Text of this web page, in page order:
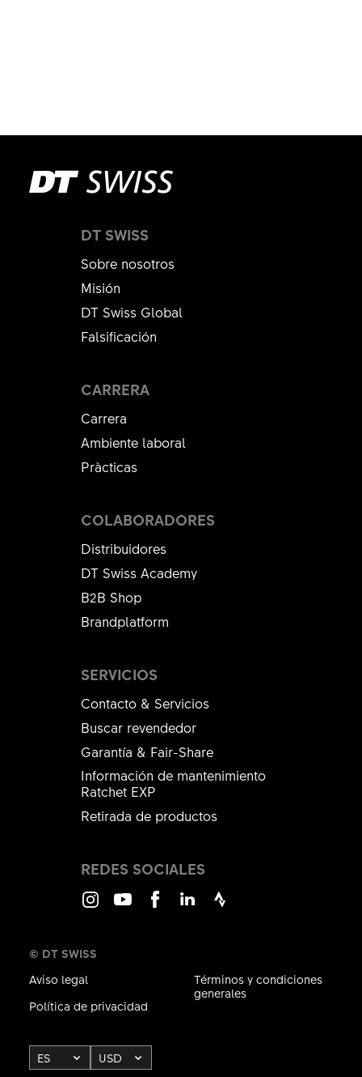
DT SWISS
Sobre nosotros
Misión
DT Swiss Global
Falsificación
CARRERA
Carrera
Ambiente laboral
Pràcticas
SERVICIOS
Contacto & Servicios
Buscar revendedor
Garantía & Fair-Share
Información de mantenimiento
Ratchet EXP
Retirada de productos
COLABORADORES
Distribuidores
DT Swiss Academy
B2B Shop
Brandplatform
REDES SOCIALES
© DT SWISS
Aviso legal
Política de privacidad
Términos y condiciones
generales
ES USD